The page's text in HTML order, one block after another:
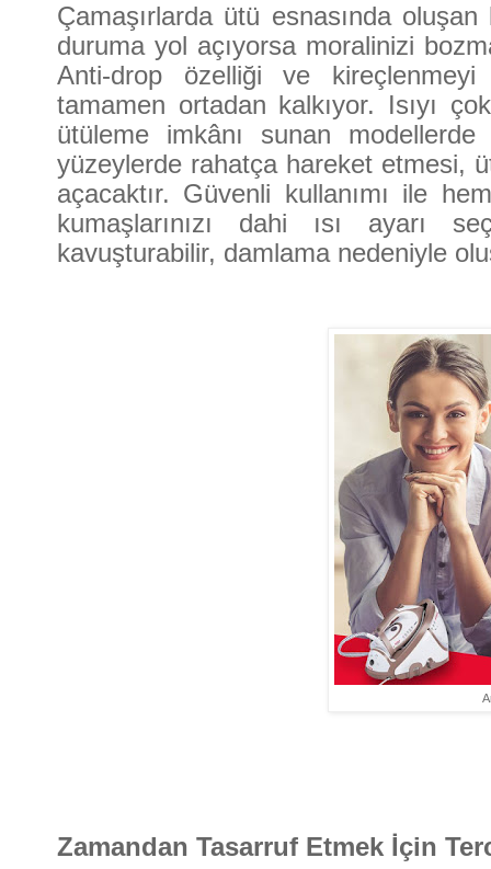
Çamaşırlarda ütü esnasında
duruma yol açıyorsa moralinizi
Anti-drop özelliği ve
tamamen ortadan kalkıyor. Isıyı
ütüleme imkânı sunan
yüzeylerde rahatça hareket etmesi,
açacaktır. Güvenli kullanımı ile
kumaşlarınızı dahi ısı ayarı
kavuşturabilir, damlama nedeniyle
Zamandan Tasarruf Etmek İçin